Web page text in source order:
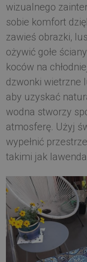
wizualnego
sobie komfort
zawieś obrazki,
ożywić gołe
koców na
dzwonki wietrzne
aby uzyskać
wodna stworzy
atmosferę. Użyj
wypełnić
takimi jak